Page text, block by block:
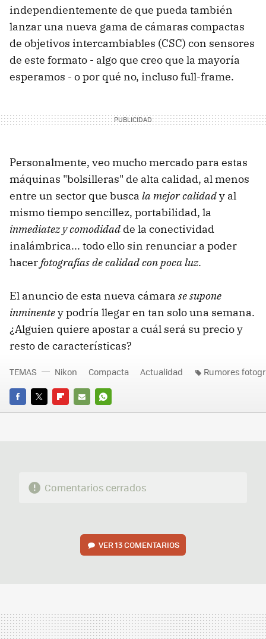
independientemente de que pueda también
lanzar una nueva gama de cámaras compactas
de objetivos intercambiables (CSC) con sensores
de este formato - algo que creo que la mayoría
esperamos - o por qué no, incluso full-frame.
Personalmente, veo mucho mercado para estas
máquinas "bolsilleras" de alta calidad, al menos
entre un sector que busca la mejor calidady al
mismo tiempo sencillez, portabilidad, la
inmediatez y comodidad de la conectividad
inalámbrica... todo ello sin renunciar a poder
hacer fotografías de calidad con poca luz.
El anuncio de esta nueva cámara se supone
inminentey podría llegar en tan solo una semana.
¿Alguien quiere apostar a cuál será su precio y
resto de características?
FACEBOOK
TWITTERFLIPBOARD
E-
WHATSAPP
TEMAS Nikon Compacta Actualidad Rumores
Comentarios cerrados
VER13 COMENTARIOS